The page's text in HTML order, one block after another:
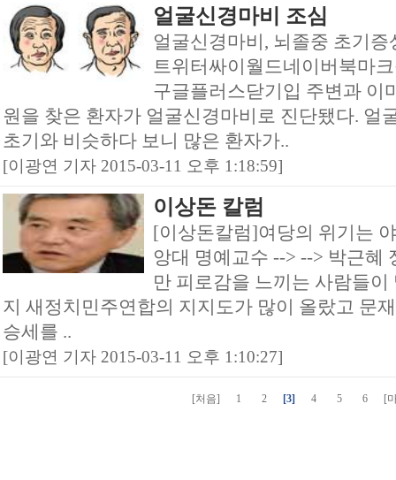
얼굴신경마비 조심
얼굴신경마비, 뇌졸중 초기
트위터싸이월드네이버북마
구글플러스닫기입 주변과 이
원을 찾은 환자가 얼굴신경마비로 진단됐다. 얼
초기와 비슷하다 보니 많은 환자가..
[이광연 기자 2015-03-11 오후 1:18:59]
이상돈 칼럼
[이상돈칼럼]여당의 위기는
앙대 명예교수 --> --> 박근혜
만 피로감을 느끼는 사람들
지 새정치민주연합의 지지도가 많이 올랐고 문
승세를 ..
[이광연 기자 2015-03-11 오후 1:10:27]
[처음] 1 2 [3] 4 5 6 [